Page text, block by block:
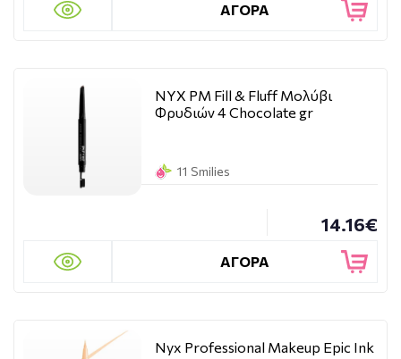
ΑΓΟΡΑ
NYX PM Fill & Fluff Μολύβι
Φρυδιών 4 Chocolate gr
11 Smilies
14.16€
ΑΓΟΡΑ
Nyx Professional Makeup Epic Ink